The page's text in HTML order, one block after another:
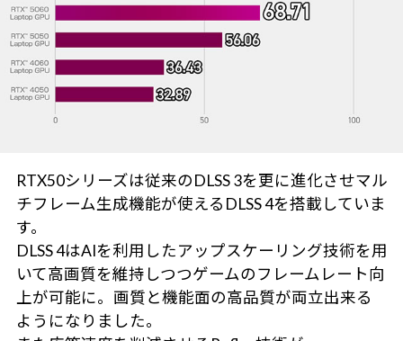
RTX50シリーズは従来のDLSS 3を更に進化させマル
チフレーム生成機能が使えるDLSS 4を搭載していま
す。
DLSS 4はAIを利用したアップスケーリング技術を用
いて高画質を維持しつつゲームのフレームレート向
上が可能に。画質と機能面の高品質が両立出来る
ようになりました。